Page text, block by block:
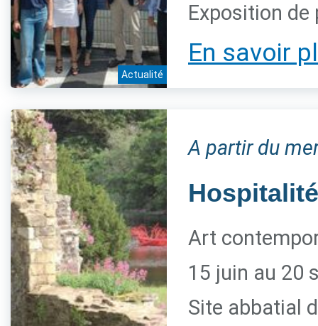
Actualité
Exposition de
En savoir
A partir du
Art
15 juin au 20
Site abbatial